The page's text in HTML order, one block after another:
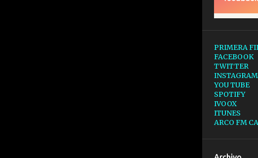
PRIMERA
FACEBOOK
TWITTER
INSTAGRAM
YOU TUBE
SPOTIFY
IVOOX
ITUNES
ARCO FM